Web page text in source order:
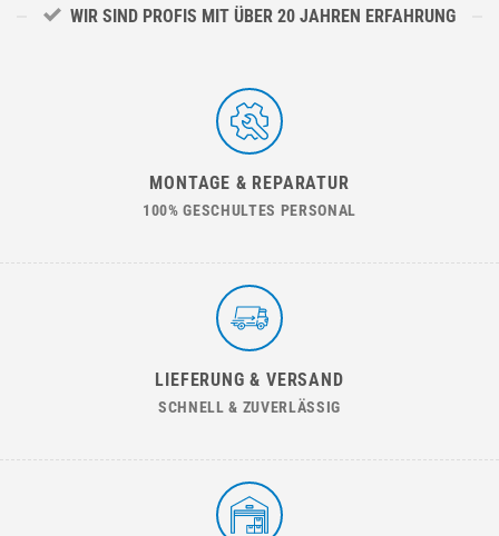
WIR SIND PROFIS MIT ÜBER 20 JAHREN ERFAHRUNG
MONTAGE & REPARATUR
100% GESCHULTES PERSONAL
LIEFERUNG & VERSAND
SCHNELL & ZUVERLÄSSIG